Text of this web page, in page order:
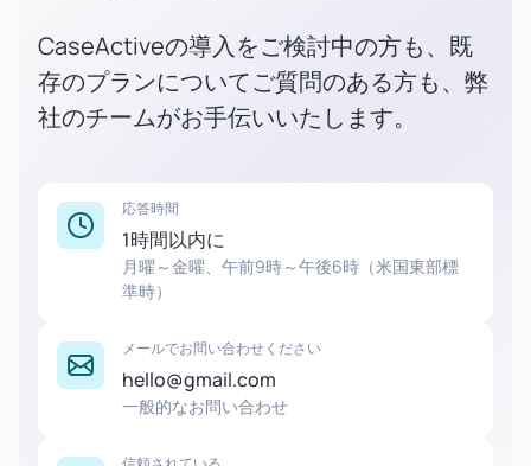
CaseActiveの導入をご検討中の方も、既
存のプランについてご質問のある方も、弊
社のチームがお手伝いいたします。
応答時間
1時間以内に
月曜～金曜、午前9時～午後6時（米国東部標
準時）
メールでお問い合わせください
hello@gmail.com
一般的なお問い合わせ